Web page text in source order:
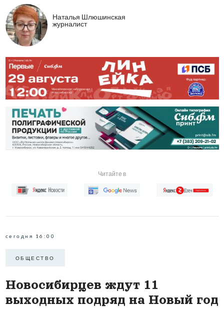
Наталья Шлюшинская
журналист
Читайте в
сегодня 16:00
ОБЩЕСТВО
Новосибирцев ждут 11
выходных подряд на Новый год